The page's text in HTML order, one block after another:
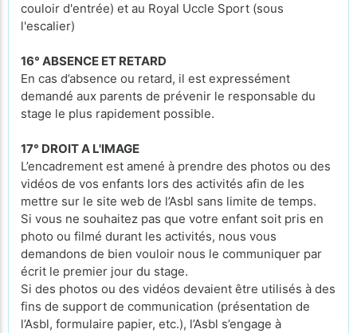
couloir d'entrée) et au Royal Uccle Sport (sous
l'escalier)
16° ABSENCE ET RETARD
En cas d’absence ou retard, il est expressément
demandé aux parents de prévenir le responsable du
stage le plus rapidement possible.
17° DROIT A L'IMAGE
L’encadrement est amené à prendre des photos ou des
vidéos de vos enfants lors des activités afin de les
mettre sur le site web de l’Asbl sans limite de temps.
Si vous ne souhaitez pas que votre enfant soit pris en
photo ou filmé durant les activités, nous vous
demandons de bien vouloir nous le communiquer par
écrit le premier jour du stage.
Si des photos ou des vidéos devaient être utilisés à des
fins de support de communication (présentation de
l’Asbl, formulaire papier, etc.), l’Asbl s’engage à